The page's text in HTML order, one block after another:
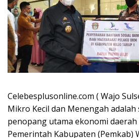
Celebesplusonline.com ( Wajo
Mikro Kecil dan Menengah
penopang utama ekonomi
Pemerintah Kabupaten (Pemkab)